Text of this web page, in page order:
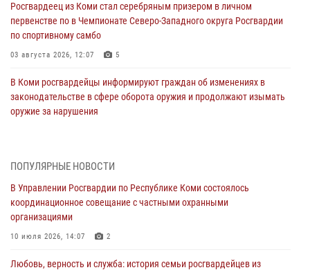
Росгвардеец из Коми стал серебряным призером в личном
первенстве по в Чемпионате Северо-Западного округа Росгвардии
по спортивному самбо
03 августа 2026, 12:07 5
В Коми росгвардейцы информируют граждан об изменениях в
законодательстве в сфере оборота оружия и продолжают изымать
оружие за нарушения
для добровольной сдачи оружия
31 июля 2026, 10:55
Временно исполняющий обязанности начальника Управления
Росгвардии по Республике Коми лично проверил ДОЛ «Орленок»
ПОПУЛЯРНЫЕ НОВОСТИ
В Управлении Росгвардии по Республике Коми состоялось
координационное совещание с частными охранными
организациями
10 июля 2026, 14:07 2
Любовь, верность и служба: история семьи росгвардейцев из